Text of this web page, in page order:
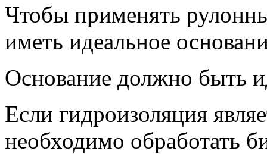
Чтобы применять
иметь идеальное
Основание должно быть
Если гидроизоляция
необходимо обработать